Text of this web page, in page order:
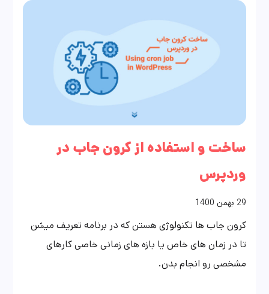
ساخت و استفاده از کرون جاب در
وردپرس
29 بهمن 1400
کرون جاب ها تکنولوژی هستن که در برنامه تعریف میشن
تا در زمان های خاص یا بازه های زمانی خاصی کارهای
مشخصی رو انجام بدن.